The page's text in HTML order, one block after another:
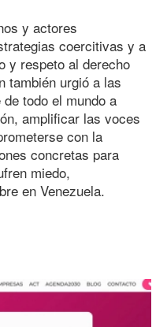
y actores
coercitivas y a
y respeto al derecho
también urgió a las
todo el mundo a
amplificar las voces
con la
concretas para
miedo,
en Venezuela.